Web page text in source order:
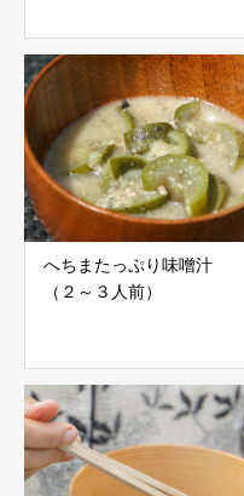
へちまたっぷり味噌汁
（２～３人前）